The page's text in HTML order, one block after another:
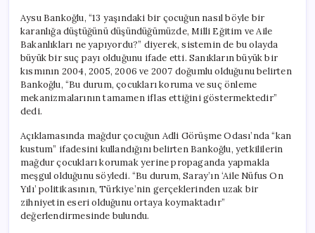
Aysu Bankoğlu, “13 yaşındaki bir çocuğun nasıl böyle bir
karanlığa düştüğünü düşündüğümüzde, Milli Eğitim ve Aile
Bakanlıkları ne yapıyordu?” diyerek, sistemin de bu olayda
büyük bir suç payı olduğunu ifade etti. Sanıkların büyük bir
kısmının 2004, 2005, 2006 ve 2007 doğumlu olduğunu belirten
Bankoğlu, “Bu durum, çocukları koruma ve suç önleme
mekanizmalarının tamamen iflas ettiğini göstermektedir”
dedi.
Açıklamasında mağdur çocuğun Adli Görüşme Odası’nda “kan
kustum” ifadesini kullandığını belirten Bankoğlu, yetkililerin
mağdur çocukları korumak yerine propaganda yapmakla
meşgul olduğunu söyledi. “Bu durum, Saray’ın ‘Aile Nüfus On
Yılı’ politikasının, Türkiye’nin gerçeklerinden uzak bir
zihniyetin eseri olduğunu ortaya koymaktadır”
değerlendirmesinde bulundu.